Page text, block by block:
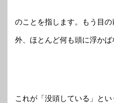
のことを指します。もう目
外、ほとんど何も頭に浮かば
これが「没頭している」と